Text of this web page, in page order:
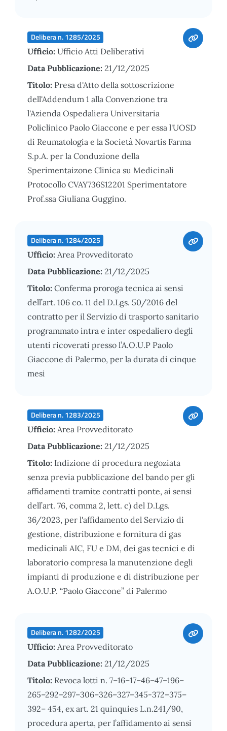
Delibera n. 1285/2025
Ufficio: Ufficio Atti Deliberativi
Data Pubblicazione: 21/12/2025
Titolo: Presa d'Atto della sottoscrizione
dell'Addendum 1 alla Convenzione tra
l'Azienda Ospedaliera Universitaria
Policlinico Paolo Giaccone e per essa l'UOSD
di Reumatologia e la Società Novartis Farma
S.p.A. per la Conduzione della
Sperimentaizone Clinica su Medicinali
Protocollo CVAY736S12201 Sperimentatore
Prof.ssa Giuliana Guggino.
Delibera n. 1284/2025
Ufficio: Area Provveditorato
Data Pubblicazione: 21/12/2025
Titolo: Conferma proroga tecnica ai sensi
dell’art. 106 co. 11 del D.Lgs. 50/2016 del
contratto per il Servizio di trasporto sanitario
programmato intra e inter ospedaliero degli
utenti ricoverati presso l’A.O.U.P Paolo
Giaccone di Palermo, per la durata di cinque
mesi
Delibera n. 1283/2025
Ufficio: Area Provveditorato
Data Pubblicazione: 21/12/2025
Titolo: Indizione di procedura negoziata
senza previa pubblicazione del bando per gli
affidamenti tramite contratti ponte, ai sensi
dell’art. 76, comma 2, lett. c) del D.Lgs.
36/2023, per l'affidamento del Servizio di
gestione, distribuzione e fornitura di gas
medicinali AIC, FU e DM, dei gas tecnici e di
laboratorio compresa la manutenzione degli
impianti di produzione e di distribuzione per
A.O.U.P. “Paolo Giaccone” di Palermo
Delibera n. 1282/2025
Ufficio: Area Provveditorato
Data Pubblicazione: 21/12/2025
Titolo: Revoca lotti n. 7–16–17–46–47–196–
265–292–297–306–326–327–345-372–375–
392– 454, ex art. 21 quinquies L.n.241/90,
procedura aperta, per l’affidamento ai sensi